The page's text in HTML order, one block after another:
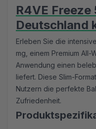
R4VE Freeze
Deutschland
Erleben Sie die
mg, einem Premium
Anwendung einen
liefert. Diese Slim-
Nutzern die perfekte
Zufriedenheit.